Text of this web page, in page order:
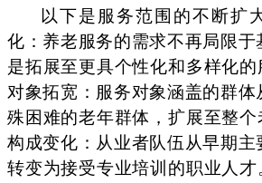
以下是服务范围的不断扩
化：养老服务的需求不再局限于
是拓展至更具个性化和多样化
对象拓宽：服务对象涵盖的群
殊困难的老年群体，扩展至整
构成变化：从业者队伍从早期主
转变为接受专业培训的职业人